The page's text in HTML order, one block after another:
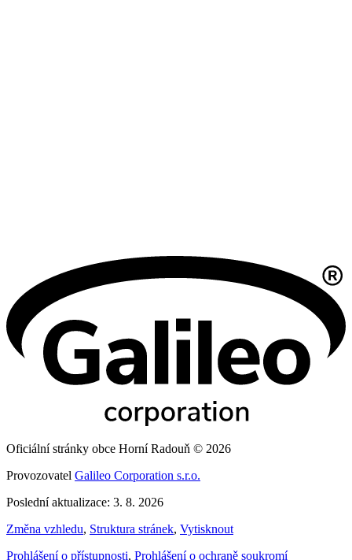
Oficiální stránky obce Horní Radouň © 2026
Provozovatel Galileo Corporation s.r.o.
Poslední aktualizace: 3. 8. 2026
Změna vzhledu, Struktura stránek, Vytisknout
Prohlášení o přístupnosti, Prohlášení o ochraně soukromí